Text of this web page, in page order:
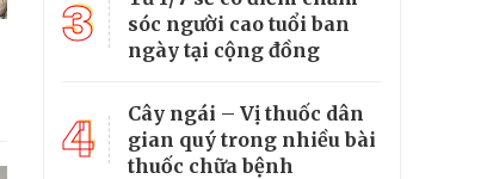
3
sóc người cao tuổi ban
ngày tại cộng đồng
4
Cây ngái – Vị thuốc dân
gian quý trong nhiều bài
thuốc chữa bệnh